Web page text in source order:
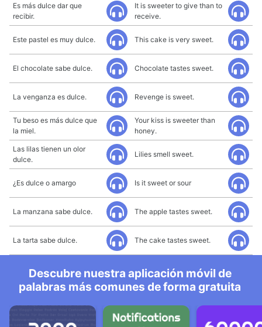
Es más dulce dar que
recibir.
It is sweeter to give than to
receive.
Este pastel es muy dulce. This cake is very sweet.
El chocolate sabe dulce. Chocolate tastes sweet.
La venganza es dulce. Revenge is sweet.
Tu beso es más dulce que
la miel.
Your kiss is sweeter than
honey.
Las lilas tienen un olor
dulce.
Lilies smell sweet.
¿Es dulce o amargo Is it sweet or sour
La manzana sabe dulce. The apple tastes sweet.
La tarta sabe dulce. The cake tastes sweet.
Descubre nuestra aplicación móvil de
palabras más comunes de forma gratuita